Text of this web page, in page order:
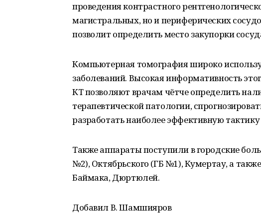
проведения контрастного
магистральных, но и периферических
позволит определить место закупорки
Компьютерная томография широко
заболеваний. Высокая информативность
КТ позволяют врачам чётче определить
терапевтической патологии,
разработать наиболее эффективную
Также аппараты поступили в городские
№2), Октябрьского (ГБ №1), Кумертау, а
Баймака, Дюртюлей.
Добавил В. Шамшияров